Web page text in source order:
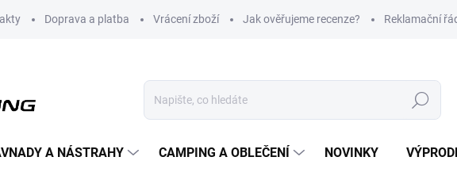
Doprava a platba Vrácení zboží Jak ověřujeme recenze? Reklamační
Hledat
A NÁSTRAHY CAMPING A OBLEČENÍ NOVINKY